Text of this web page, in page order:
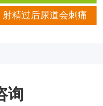
射精过后尿道会刺痛
询